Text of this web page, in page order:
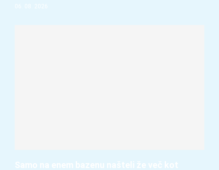
06. 08. 2026
Samo na enem bazenu našteli že več kot